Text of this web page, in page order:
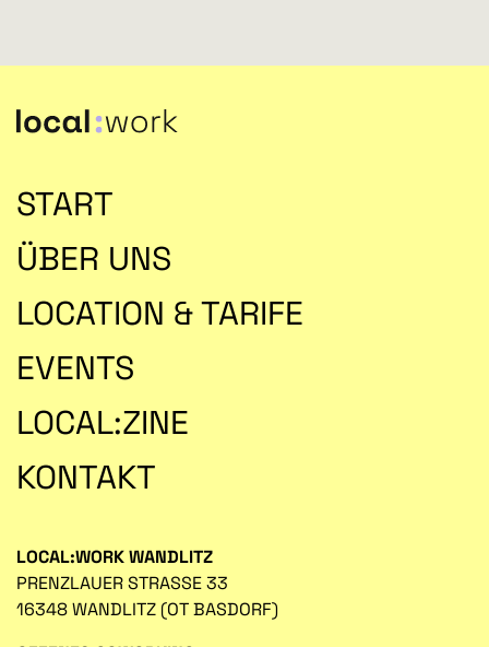
START
ÜBER UNS
LOCATION & TARIFE
EVENTS
LOCAL:ZINE
KONTAKT
LOCAL:WORK WANDLITZ
PRENZLAUER STRASSE 33
16348 WANDLITZ (OT BASDORF)